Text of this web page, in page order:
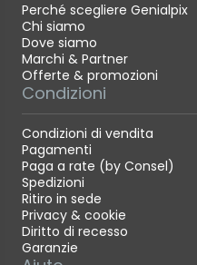
Perché scegliere Genialpix
Chi siamo
Dove siamo
Marchi & Partner
Offerte & promozioni
Condizioni
Condizioni di vendita
Pagamenti
Paga a rate (by Consel)
Spedizioni
Ritiro in sede
Privacy & cookie
Diritto di recesso
Garanzie